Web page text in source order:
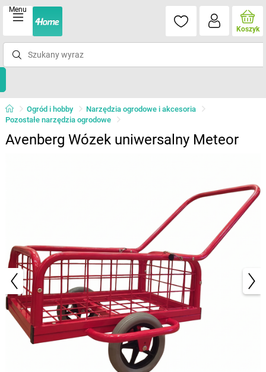
Menu
Koszyk
Ogród i hobby
Narzędzia ogrodowe i akcesoria
Pozostałe narzędzia ogrodowe
Avenberg Wózek uniwersalny Meteor